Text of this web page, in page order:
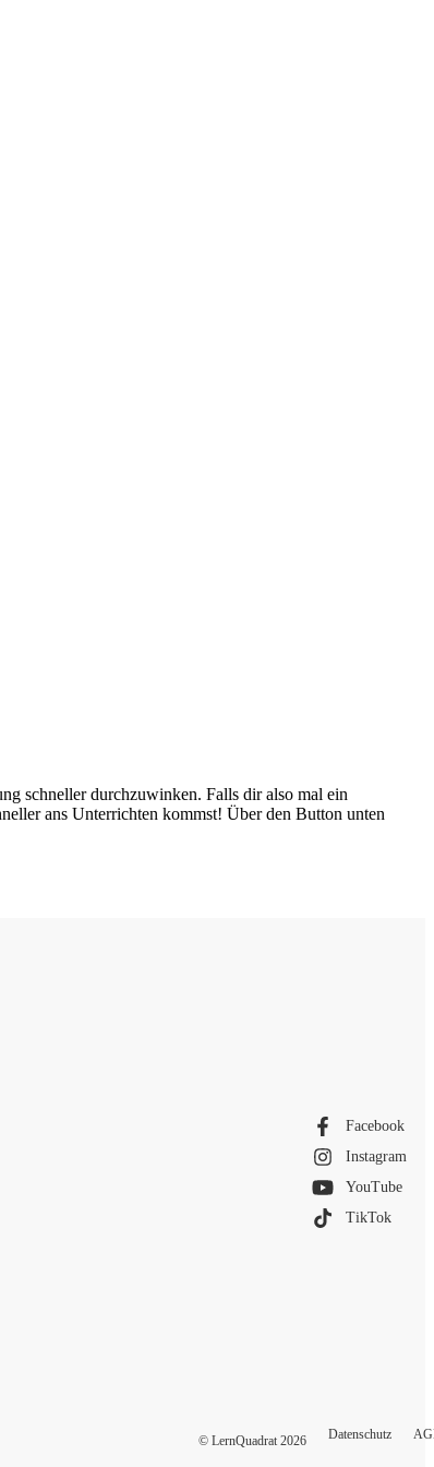
schneller durchzuwinken. Falls dir also mal ein
ans Unterrichten kommst! Über den Button unten
Facebook
Instagram
YouTube
TikTok
© LernQuadrat 2026 Datenschutz